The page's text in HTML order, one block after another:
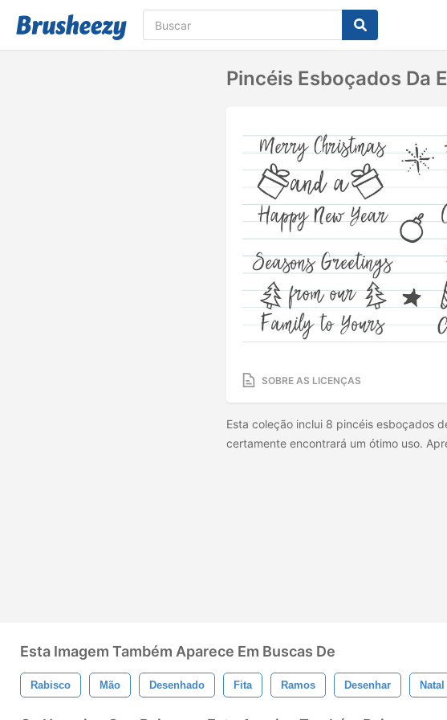
Pincéis Esboçados Da
SOBRE AS LICENÇAS
Esta coleção inclui 8 pincéis esboçados
certamente encontrará um ótimo uso.
Esta Imagem Também Aparece Em Buscas De
Rabisco Mão Desenhado Fita Ramos Desenhar Natal